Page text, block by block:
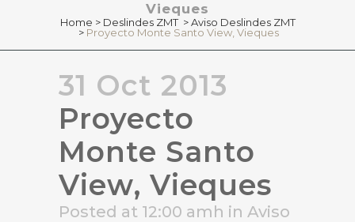
Vieques
Home > Deslindes ZMT >Aviso Deslindes ZMT
> Proyecto Monte Santo View, Vieques
31 Oct 2013
Proyecto
Monte Santo
View, Vieques
Posted at 12:00 amh in Aviso